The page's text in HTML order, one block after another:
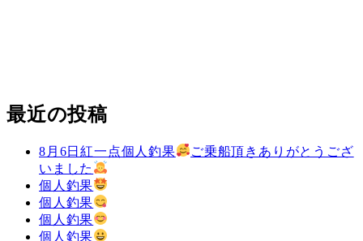
最近の投稿
8月6日紅一点個人釣果
ご乗船頂きありがとうござ
いました
個人釣果
個人釣果
個人釣果
個人釣果